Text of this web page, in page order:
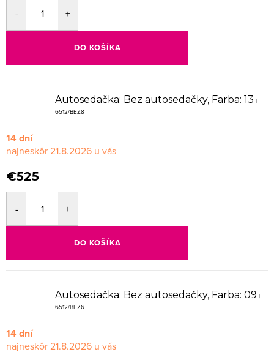
DO KOŠÍKA
Autosedačka: Bez autosedačky, Farba: 13 |
6512/BEZ8
14 dní
21.8.2026
€525
DO KOŠÍKA
Autosedačka: Bez autosedačky, Farba: 09 |
6512/BEZ6
14 dní
21.8.2026